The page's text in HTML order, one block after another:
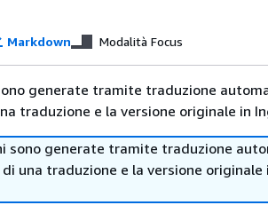
Markdown Modalità Focus
generate tramite traduzione
traduzione e la versione originale in
sono generate tramite traduzione
una traduzione e la versione